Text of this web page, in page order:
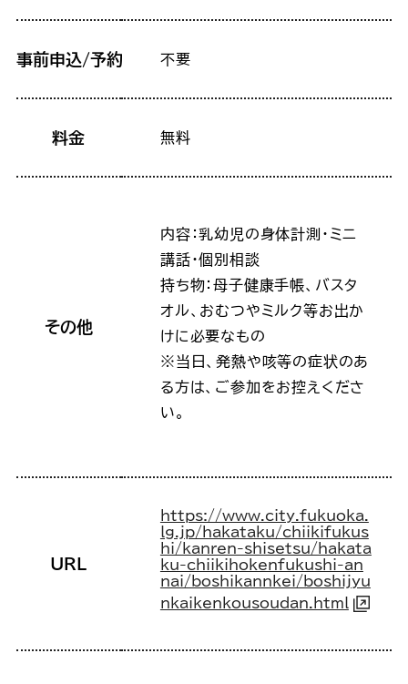
事前申込/予約 不要
料金 無料
その他
内容：乳幼児の身体計測・ミニ
講話･個別相談
持ち物：母子健康手帳、バスタ
オル、おむつやミルク等お出か
けに必要なもの
※当日、発熱や咳等の症状のあ
る方は、ご参加をお控えくださ
い。
URL
https://www.city.fukuoka.
lg.jp/hakataku/chiikifukus
hi/kanren-shisetsu/hakata
ku-chiikihokenfukushi-an
nai/boshikannkei/boshijyu
nkaikenkousoudan.html